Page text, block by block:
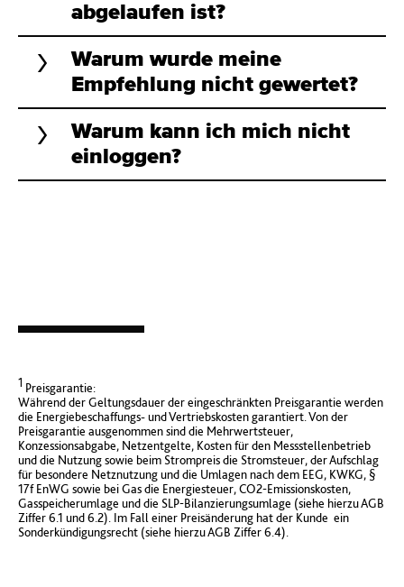
abgelaufen ist?
Warum wurde meine
Empfehlung nicht gewertet?
Warum kann ich mich nicht
einloggen?
1 Preisgarantie:
Während der Geltungsdauer der eingeschränkten Preisgarantie werden
die Energiebeschaffungs- und Vertriebskosten garantiert. Von der
Preisgarantie ausgenommen sind die Mehrwertsteuer,
Konzessionsabgabe, Netzentgelte, Kosten für den Messstellenbetrieb
und die Nutzung sowie beim Strompreis die Stromsteuer, der Aufschlag
für besondere Netznutzung und die Umlagen nach dem EEG, KWKG, §
17f EnWG sowie bei Gas die Energiesteuer, CO2-Emissionskosten,
Gasspeicherumlage und die SLP-Bilanzierungsumlage (siehe hierzu AGB
Ziffer 6.1 und 6.2). Im Fall einer Preisänderung hat der Kunde ein
Sonderkündigungsrecht (siehe hierzu AGB Ziffer 6.4).